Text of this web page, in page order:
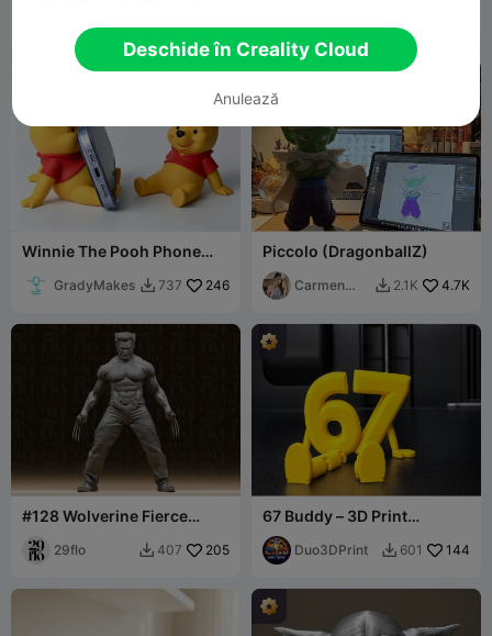
Chan
Winnie The Pooh Phone
GradyMakes  737 246
Piccolo (DragonballZ)
Carmen
 2.1K 4.7K
#128 Wolverine Fierce
Statue29flo  407 205
67 Buddy – 3D Print
Articulated Number
Character
Duo3DPrint  601 144
Deschide în Creality Cloud
Anulează